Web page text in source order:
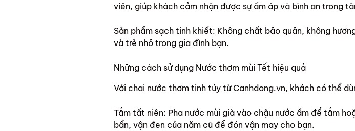
viên, giúp khách cảm nhận được sự ấm áp và bình an trong
Sản phẩm sạch tinh khiết: Không chất bảo quản, không
và trẻ nhỏ trong gia đình bạn.
Những cách sử dụng Nước thơm mùi Tết hiệu quả
Với chai nước thơm tinh túy từ Canhdong.vn, khách có thể
Tắm tất niên: Pha nước mùi già vào chậu nước ấm để tắm
bẩn, vận đen của năm cũ để đón vận may cho bạn.